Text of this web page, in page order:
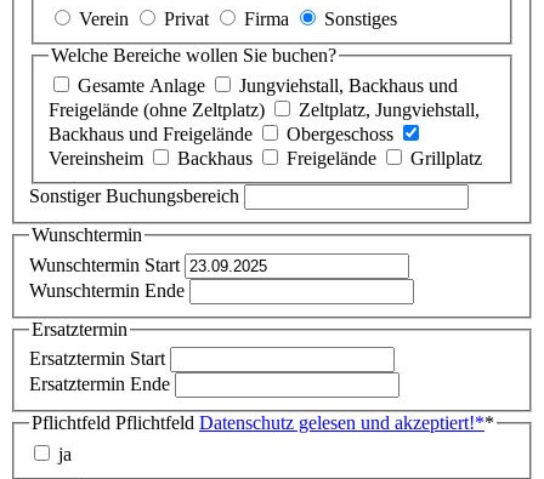
Verein
Privat Firma
Sonstiges
Welche Bereiche wollen Sie buchen?
Gesamte Anlage
Jungviehstall, Backhaus und
Freigelände (ohne Zeltplatz)
Zeltplatz, Jungviehstall,
Backhaus und Freigelände
Obergeschoss
Vereinsheim
Backhaus Freigelände
Grillplatz
Sonstiger Buchungsbereich
Wunschtermin
Wunschtermin Start
Wunschtermin Ende
Ersatztermin
Ersatztermin Start
Ersatztermin Ende
Pflichtfeld Pflichtfeld Datenschutz gelesen und akzeptiert!**
ja